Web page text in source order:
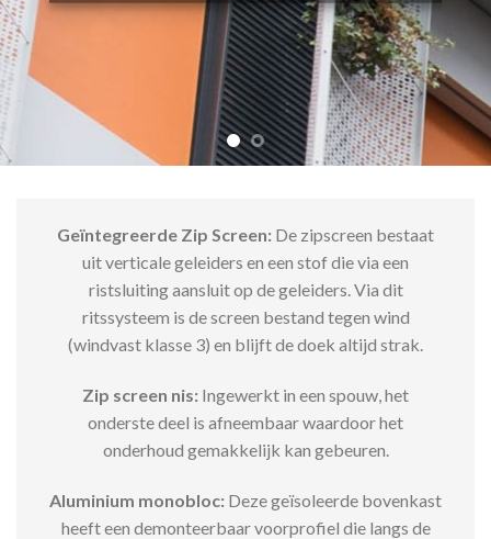
Geïntegreerde Zip Screen: De zipscreen bestaat
uit verticale geleiders en een stof die via een
ristsluiting aansluit op de geleiders. Via dit
ritssysteem is de screen bestand tegen wind
(windvast klasse 3) en blijft de doek altijd strak.
Zip screen nis: Ingewerkt in een spouw, het
onderste deel is afneembaar waardoor het
onderhoud gemakkelijk kan gebeuren.
Aluminium monobloc: Deze geïsoleerde bovenkast
heeft een demonteerbaar voorprofiel die langs de